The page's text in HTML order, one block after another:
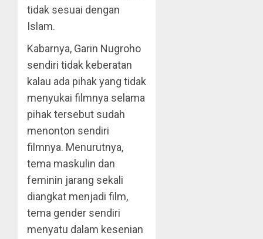
tidak sesuai dengan
Islam.
Kabarnya, Garin Nugroho
sendiri tidak keberatan
kalau ada pihak yang tidak
menyukai filmnya selama
pihak tersebut sudah
menonton sendiri
filmnya. Menurutnya,
tema maskulin dan
feminin jarang sekali
diangkat menjadi film,
tema gender sendiri
menyatu dalam kesenian